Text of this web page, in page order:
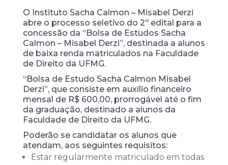
O Instituto Sacha Calmon – Misabel Derzi
abre o processo seletivo do 2º edital para a
concessão da “Bolsa de Estudos Sacha
Calmon – Misabel Derzi”, destinada a alunos
de baixa renda matriculados na Faculdade
de Direito da UFMG.
“Bolsa de Estudo Sacha Calmon Misabel
Derzi”, que consiste em auxílio financeiro
mensal de R$ 600,00, prorrogável até o fim
da graduação, destinado a alunos da
Faculdade de Direito da UFMG.
Poderão se candidatar os alunos que
atendam, aos seguintes requisitos:
Estar regularmente matriculado em todas